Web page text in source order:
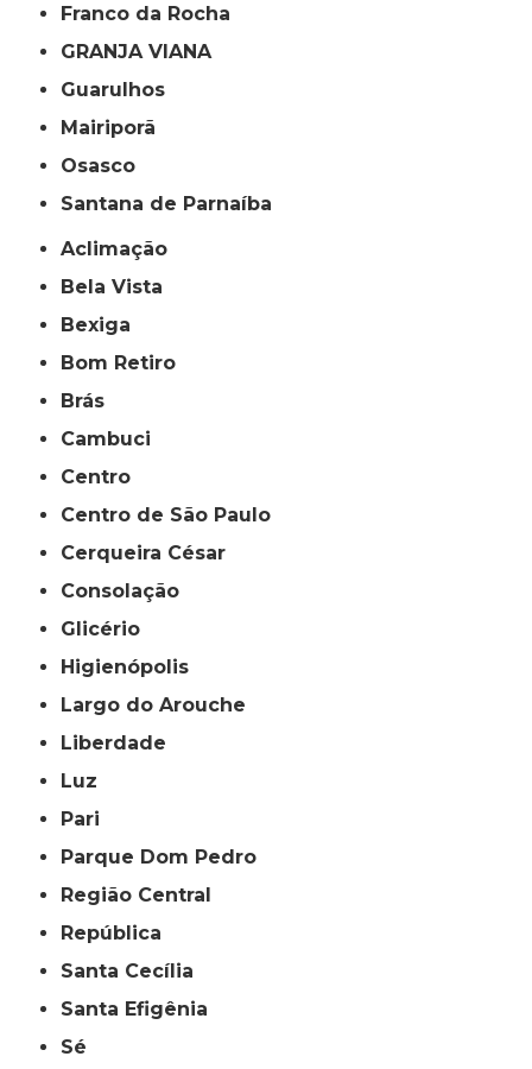
Franco da Rocha
GRANJA VIANA
Guarulhos
Mairiporã
Osasco
Santana de Parnaíba
Aclimação
Bela Vista
Bexiga
Bom Retiro
Brás
Cambuci
Centro
Centro de São Paulo
Cerqueira César
Consolação
Glicério
Higienópolis
Largo do Arouche
Liberdade
Luz
Pari
Parque Dom Pedro
Região Central
República
Santa Cecília
Santa Efigênia
Sé